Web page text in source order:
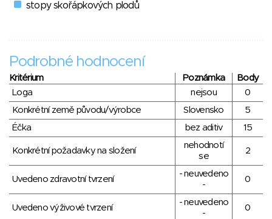
stopy skořápkových plodů
Podrobné hodnocení
Kritérium Poznámka
Body
Loga
nejsou
0
Konkrétní země původu/výrobce
Slovensko
5
Éčka
bez aditiv 15
Konkrétní požadavky na složení
nehodnotí
se
2
Uvedeno zdravotní tvrzení
- neuvedeno
-
0
Uvedeno výživové tvrzení
- neuvedeno
-
0